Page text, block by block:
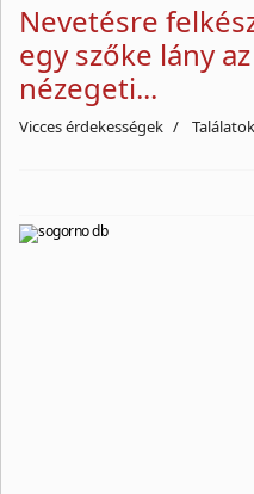
Nevetésre
egy szőke lány
nézegeti...
Vicces érdekességek